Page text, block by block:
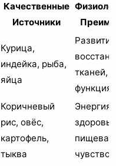
Качественные
Источники
Курица,
индейка, рыба,
яйца
тканей,
функция
Коричневый
рис, овёс,
картофель,
тыква
Энергия,
здоровье
чувство